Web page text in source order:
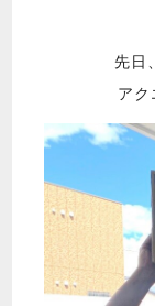
先日
アク